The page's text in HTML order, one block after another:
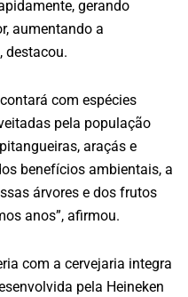
gerando
aumentando a
destacou.
com espécies
pela população
araçás e
benefícios ambientais, a
árvores e dos frutos
anos”, afirmou.
com a cervejaria integra
pela Heineken